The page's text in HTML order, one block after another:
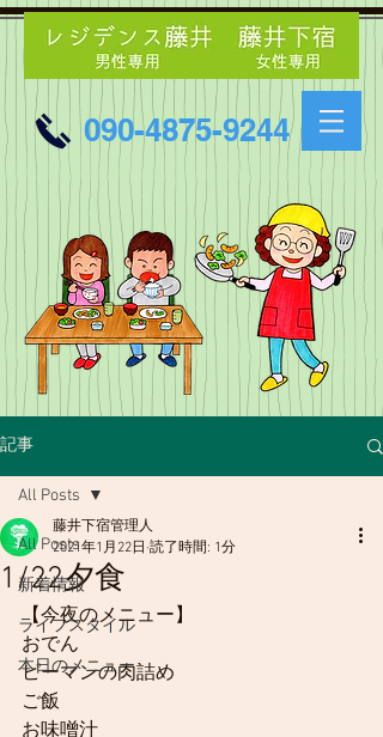
090-4875-9244
記事
All Posts
新着情報
ライフスタイル
本日のメニュー
All Posts
1/22夕食
藤井下宿管理人
2021年1月22日 読了時間: 1分
【今夜のメニュー】
おでん
ピーマンの肉詰め
ご飯
お味噌汁